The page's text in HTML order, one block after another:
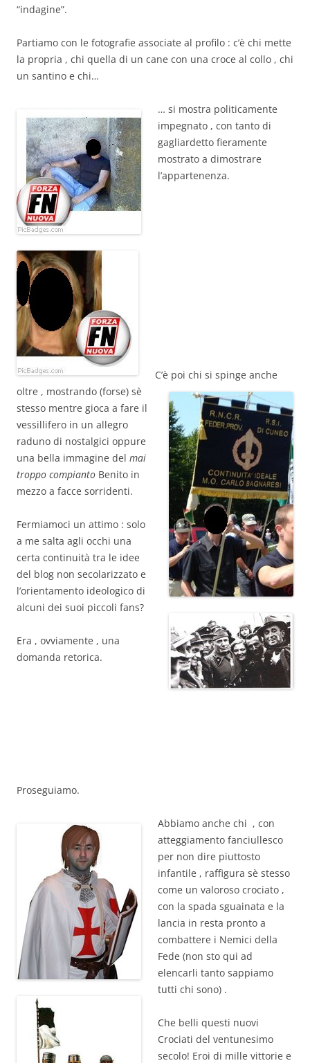
“indagine”.
Partiamo con le fotografie associate al profilo : c’è chi mette
la propria , chi quella di un cane con una croce al collo , chi
un santino e chi…
… si mostra politicamente
impegnato , con tanto di
gagliardetto fieramente
mostrato a dimostrare
l’appartenenza.
C’è poi chi si spinge anche
oltre , mostrando (forse) sè
stesso mentre gioca a fare il
vessillifero in un allegro
raduno di nostalgici oppure
una bella immagine del mai
troppo compianto Benito in
mezzo a facce sorridenti.
Fermiamoci un attimo : solo
a me salta agli occhi una
certa continuità tra le idee
del blog non secolarizzato e
l’orientamento ideologico di
alcuni dei suoi piccoli fans?
Era , ovviamente , una
domanda retorica.
Proseguiamo.
Abbiamo anche chi , con
atteggiamento fanciullesco
per non dire piuttosto
infantile , raffigura sè stesso
come un valoroso crociato ,
con la spada sguainata e la
lancia in resta pronto a
combattere i Nemici della
Fede (non sto qui ad
elencarli tanto sappiamo
tutti chi sono) .
Che belli questi nuovi
Crociati del ventunesimo
secolo! Eroi di mille vittorie e